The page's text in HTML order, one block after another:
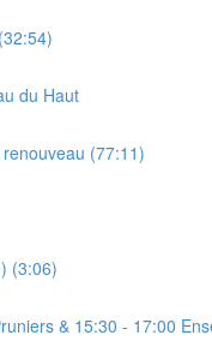
du Haut
(77:11)
(3:06)
& 15:30 - 17:00